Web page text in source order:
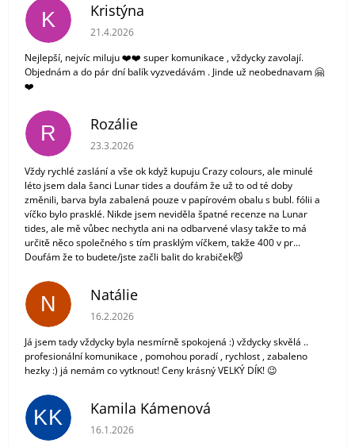
K Kristýna
Hodnocení obchodu je 5 z 5 hvězdiček.
21.4.2026
Nejlepší, nejvíc miluju ❤️❤️ super komunikace , vždycky zavolají.
Objednám a do pár dní balík vyzvedávám . Jinde už neobednavam 🤗
❤️
R Rozálie
Hodnocení obchodu je 3 z 5 hvězdiček.
23.3.2026
Vždy rychlé zaslání a vše ok když kupuju Crazy colours, ale minulé
léto jsem dala šanci Lunar tides a doufám že už to od té doby
změnili, barva byla zabalená pouze v papírovém obalu s bubl. fólii a
víčko bylo prasklé. Nikde jsem neviděla špatné recenze na Lunar
tides, ale mě vůbec nechytla ani na odbarvené vlasy takže to má
určitě něco společného s tím prasklým víčkem, takže 400 v pr...
Doufám že to budete/jste začli balit do krabiček😼
N Natálie
Hodnocení obchodu je 5 z 5 hvězdiček.
16.2.2026
Já jsem tady vždycky byla nesmírně spokojená :) vždycky skvělá ..
profesionální komunikace , pomohou poradí , rychlost , zabaleno
hezky :) já nemám co vytknout! Ceny krásný VELKÝ DÍK! 😉
KK Kamila Kámenová
Hodnocení obchodu je 5 z 5 hvězdiček.
16.1.2026